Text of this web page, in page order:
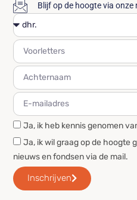
Blijf op de hoogte via onze
Ja, ik heb kennis genomen
Ja, ik wil graag op de hoogte
nieuws en fondsen via de mail.
Inschrijven